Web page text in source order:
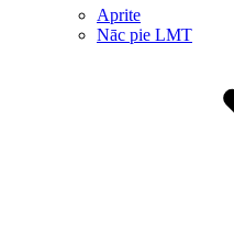
Aprite
Nāc pie LMT